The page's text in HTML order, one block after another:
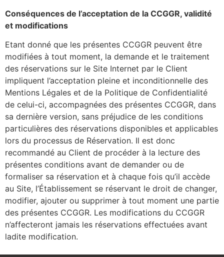
Conséquences de l’acceptation de la CCGGR, validité
et modifications
Etant donné que les présentes CCGGR peuvent être
modifiées à tout moment, la demande et le traitement
des réservations sur le Site Internet par le Client
impliquent l’acceptation pleine et inconditionnelle des
Mentions Légales et de la Politique de Confidentialité
de celui-ci, accompagnées des présentes CCGGR, dans
sa dernière version, sans préjudice de les conditions
particulières des réservations disponibles et applicables
lors du processus de Réservation. Il est donc
recommandé au Client de procéder à la lecture des
présentes conditions avant de demander ou de
formaliser sa réservation et à chaque fois qu’il accède
au Site, l’Établissement se réservant le droit de changer,
modifier, ajouter ou supprimer à tout moment une partie
des présentes CCGGR. Les modifications du CCGGR
n’affecteront jamais les réservations effectuées avant
ladite modification.